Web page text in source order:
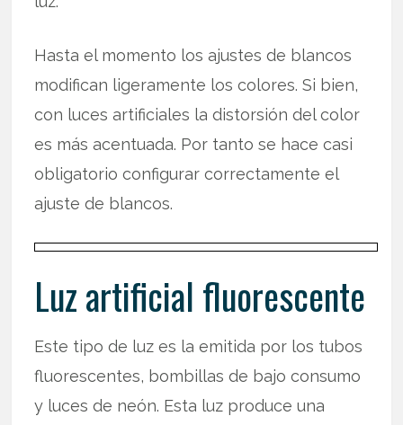
Hasta el momento los ajustes de blancos
modifican ligeramente los colores. Si bien,
con luces artificiales la distorsión del color
es más acentuada. Por tanto se hace casi
obligatorio configurar correctamente el
ajuste de blancos.
Luz artificial fluorescente
Este tipo de luz es la emitida por los tubos
fluorescentes, bombillas de bajo consumo
y luces de neón. Esta luz produce una